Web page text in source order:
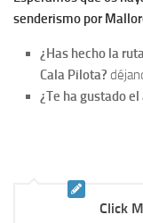
senderismo por
¿Has hecho la
Cala Pilota?
¿Te ha gustado
Click